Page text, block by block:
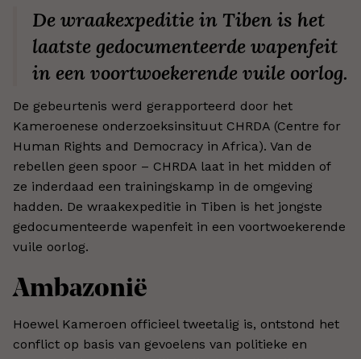
De wraakexpeditie in Tiben is het
laatste gedocumenteerde wapenfeit
in een voortwoekerende vuile oorlog.
De gebeurtenis werd gerapporteerd door het
Kameroenese onderzoeksinsituut CHRDA (Centre for
Human Rights and Democracy in Africa). Van de
rebellen geen spoor – CHRDA laat in het midden of
ze inderdaad een trainingskamp in de omgeving
hadden. De wraakexpeditie in Tiben is het jongste
gedocumenteerde wapenfeit in een voortwoekerende
vuile oorlog.
Ambazonië
Hoewel Kameroen officieel tweetalig is, ontstond het
conflict op basis van gevoelens van politieke en